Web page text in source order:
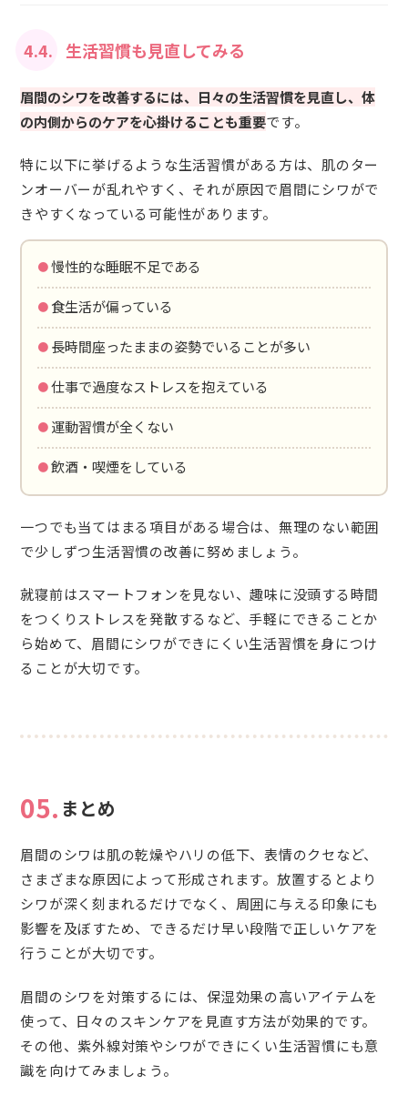
4.4. 生活習慣も見直してみる
眉間のシワを改善するには、日々の生活習慣を見直し、体
の内側からのケアを心掛けることも重要です。
特に以下に挙げるような生活習慣がある方は、肌のター
ンオーバーが乱れやすく、それが原因で眉間にシワがで
きやすくなっている可能性があります。
・慢性的な睡眠不足である
・食生活が偏っている
・長時間座ったままの姿勢でいることが多い
・仕事で過度なストレスを抱えている
・運動習慣が全くない
・飲酒・喫煙をしている
一つでも当てはまる項目がある場合は、無理のない範囲
で少しずつ生活習慣の改善に努めましょう。
就寝前はスマートフォンを見ない、趣味に没頭する時間
をつくりストレスを発散するなど、手軽にできることか
ら始めて、眉間にシワができにくい生活習慣を身につけ
ることが大切です。
05. まとめ
眉間のシワは肌の乾燥やハリの低下、表情のクセなど、
さまざまな原因によって形成されます。放置するとより
シワが深く刻まれるだけでなく、周囲に与える印象にも
影響を及ぼすため、できるだけ早い段階で正しいケアを
行うことが大切です。
眉間のシワを対策するには、保湿効果の高いアイテムを
使って、日々のスキンケアを見直す方法が効果的です。
その他、紫外線対策やシワができにくい生活習慣にも意
識を向けてみましょう。